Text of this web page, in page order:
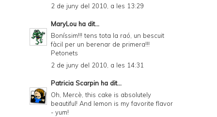
2 de juny del 2010, a les 13:29
MaryLou ha dit...
Boníssim!!! tens tota la raó, un bescuit
fàcil per un berenar de primera!!!
Petonets
2 de juny del 2010, a les 14:31
Patricia Scarpin ha dit...
Oh, Mercè, this cake is absolutely
beautiful! And lemon is my favorite flavor
- yum!